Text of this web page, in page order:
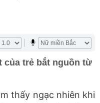
của trẻ bắt nguồn từ
thấy ngạc nhiên khi